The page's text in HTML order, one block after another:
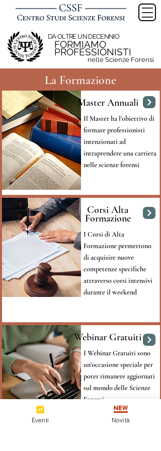
DA OLTRE UN DECENNIO
FORMIAMO
PROFESSIONISTI
nelle Scienze Forensi
La Formazione
Il Master ha l'obiettivo di
formare professionisti
intenzionati ad
intraprendere una carriera
nelle scienze forensi
Master Annuali
I Corsi di Alta
Formazione permettono
di acquisire nuove
competenze specifiche
attraverso corsi intensivi
durante il weekend
Corsi Alta
Formazione
I Webinar Gratuiti sono
un'occasione speciale per
poter rimanere aggiornati
sul mondo delle Scienze
Forensi
Webinar Gratuiti
Eventi Novità